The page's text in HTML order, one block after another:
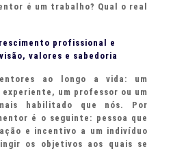
é um trabalho? Qual o real
profissional e
valores e sabedoria
ao longo a vida: um
um professor ou um
habilitado que nós. Por
é o seguinte: pessoa que
e incentivo a um indivíduo
os objetivos aos quais se